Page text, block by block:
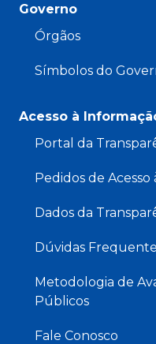
Governo
Órgãos
Símbolos do
Acesso à
Portal da
Pedidos de
Dados da
Dúvidas
Metodologia de
Públicos
Fale Conosco